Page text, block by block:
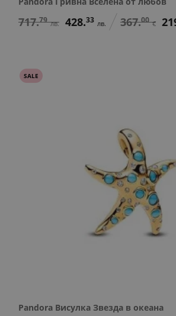
717.79 лв. 428.33 лв. 367.00 €
SALE
Pandora Висулка Звезда в океана